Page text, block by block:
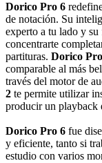
Dorico Pro 6
de notación. Su
experto a tu lado y
concentrarte
partituras. Dorico
comparable al más
través del motor de
2 te permite utilizar
producir un playback
Dorico Pro 6 fue
y eficiente, tanto si
estudio con varios